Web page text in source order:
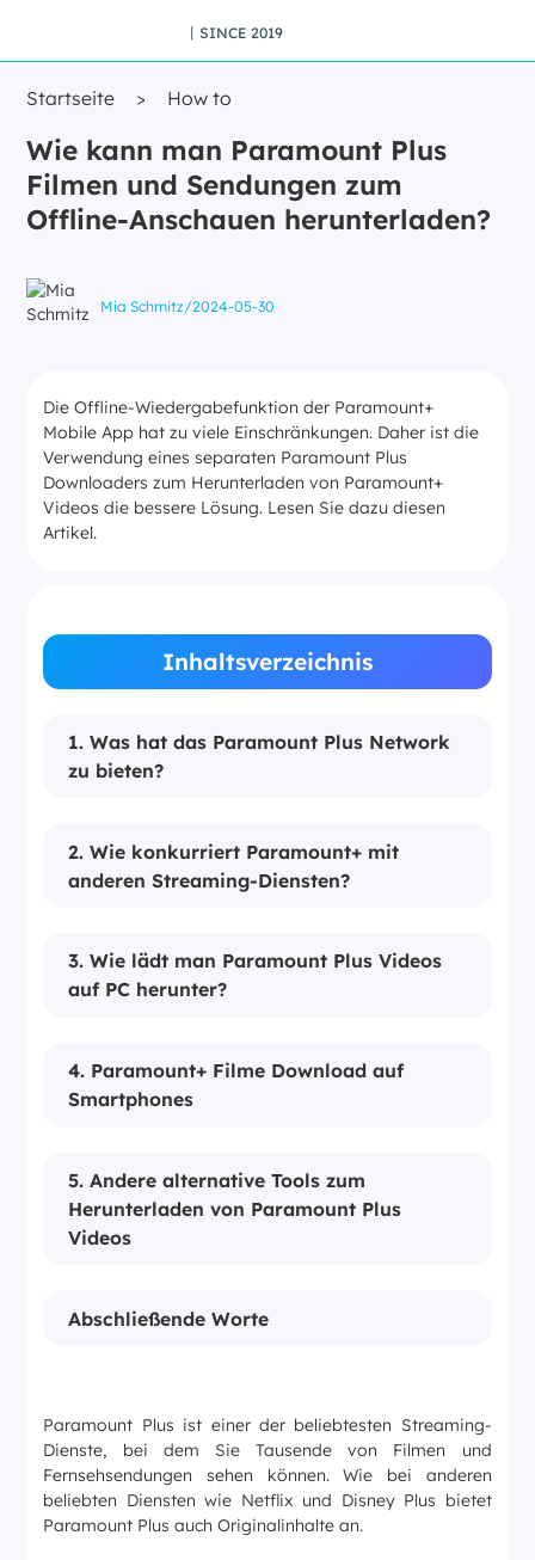
丨SINCE 2019
Startseite > How to
Wie kann man Paramount Plus
Filmen und Sendungen zum
Offline-Anschauen herunterladen?
Mia Schmitz/2024-05-30
Die Offline-Wiedergabefunktion der Paramount+
Mobile App hat zu viele Einschränkungen. Daher ist die
Verwendung eines separaten Paramount Plus
Downloaders zum Herunterladen von Paramount+
Videos die bessere Lösung. Lesen Sie dazu diesen
Artikel.
Inhaltsverzeichnis
1. Was hat das Paramount Plus Network
zu bieten?
2. Wie konkurriert Paramount+ mit
anderen Streaming-Diensten?
3. Wie lädt man Paramount Plus Videos
auf PC herunter?
4. Paramount+ Filme Download auf
Smartphones
5. Andere alternative Tools zum
Herunterladen von Paramount Plus
Videos
Abschließende Worte
Paramount Plus ist einer der beliebtesten Streaming-
Dienste, bei dem Sie Tausende von Filmen und
Fernsehsendungen sehen können. Wie bei anderen
beliebten Diensten wie Netflix und Disney Plus bietet
Paramount Plus auch Originalinhalte an.